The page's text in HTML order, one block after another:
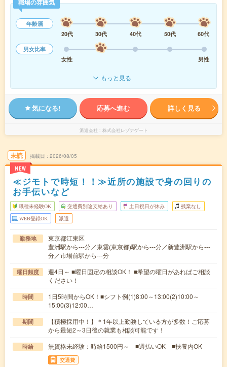
職場の雰囲気
年齢層
20代
30代 40代 50代
60代
男女比率
女性
男性
もっと見る
気になる! 応募へ進む 詳しく見る
派遣会社 株式会社レゾナゲート
未読
NEW
掲載日 2026/08/05
≪ジモトで時短！！≫近所の施設で身の回りの
お手伝いなど
職種未経験OK 交通費別途支給あり 土日祝日が休み 残業なし
WEB登録OK 派遣
勤務地
東京都江東区
豊洲駅から---分／東雲(東京都)駅から---分／新豊洲駅から---
分／市場前駅から---分
曜日頻度
週4日～ ■曜日固定の相談OK！ ■希望の曜日があればご相談
ください！
時間
1日5時間からOK！■シフト例(1)8:00～13:00(2)10:00～
15:00(3)12:00…
期間
【積極採用中！】＊1年以上勤務している方が多数！ご応募
から最短2～3日後の就業も相談可能です！
時給 無資格未経験：時給1500円～ ■週払いOK ■扶養内OK
交通費